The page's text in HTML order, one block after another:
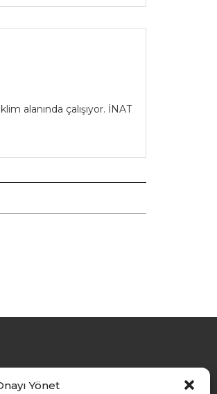
Yönet
alanında çalışıyor. İNAT